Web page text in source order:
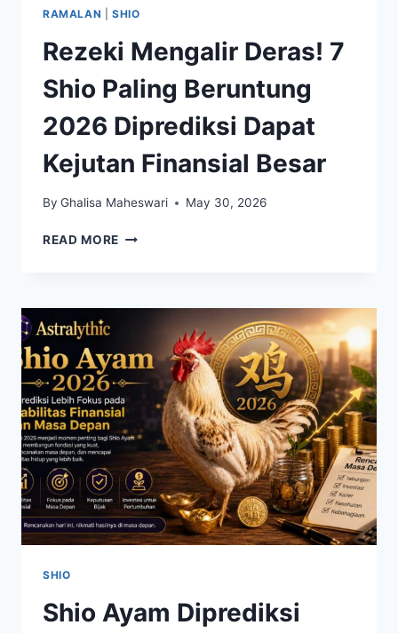
RAMALAN SHIO
Rezeki Mengalir Deras! 7
Shio Paling Beruntung
2026 Diprediksi Dapat
Kejutan Finansial Besar
By Ghalisa Maheswari May 30, 2026
READ MORE REZEKI
SHIO
BERUNTUNG
2026
DIPREDIKSI
DAPAT
KEJUTAN
FINANSIAL
BESAR
SHIO
Shio Ayam Diprediksi